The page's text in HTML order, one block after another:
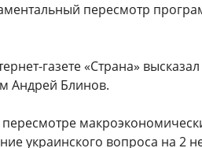
пересмотр
газете «Страна»
Андрей Блинов.
украинского вопроса на 2